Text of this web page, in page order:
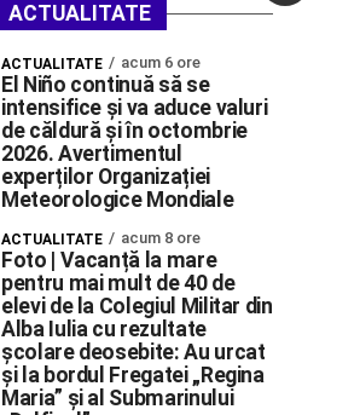
ACTUALITATE
ACTUALITATE acum 6 ore
El Niño continuă să se
intensifice și va aduce valuri
de căldură și în octombrie
2026. Avertimentul
experților Organizației
Meteorologice Mondiale
ACTUALITATE acum 8 ore
Foto | Vacanță la mare
pentru mai mult de 40 de
elevi de la Colegiul Militar din
Alba Iulia cu rezultate
școlare deosebite: Au urcat
și la bordul Fregatei „Regina
Maria” și al Submarinului